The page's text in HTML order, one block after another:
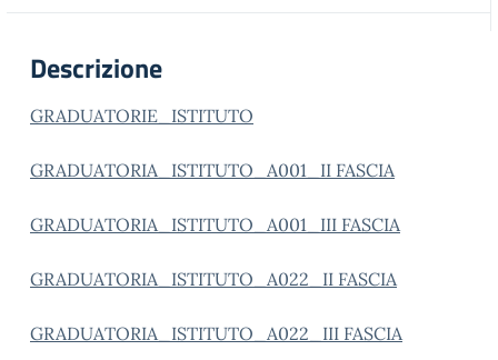
Descrizione
GRADUATORIE_ISTITUTO
GRADUATORIA_ISTITUTO_A001_II FASCIA
GRADUATORIA_ISTITUTO_A001_III FASCIA
GRADUATORIA_ISTITUTO_A022_II FASCIA
GRADUATORIA_ISTITUTO_A022_III FASCIA